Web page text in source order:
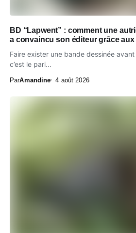
BD “Lapwent” : comment une
a convaincu son éditeur grâce
Faire exister une bande dessinée
c’est le pari...
ParAmandine 4 août 2026